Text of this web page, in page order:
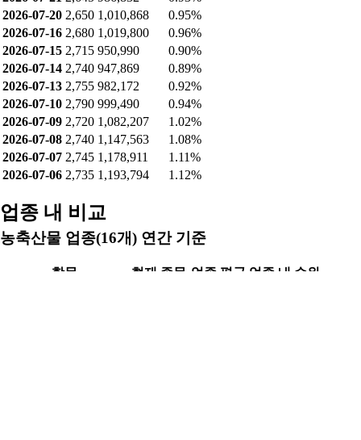
날짜 종가 공매도 잔고
공매도 비중
2026-08-04 2,680 671,902
0.63%
2026-08-03 2,640 693,370
0.65%
2026-07-31 2,655 638,480
0.60%
2026-07-30 2,595 650,842
0.61%
2026-07-29 2,600 740,074
0.70%
2026-07-28 2,605 882,339
0.83%
2026-07-27 2,675 933,297
0.88%
2026-07-24 2,675 935,352
0.88%
2026-07-23 2,680 978,149
0.92%
2026-07-21
2,645 986,832
2026-07-20 2,650 1,010,868
0.95%
2026-07-16 2,680 1,019,800
0.96%
2026-07-15 2,715 950,990
0.90%